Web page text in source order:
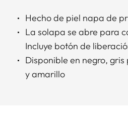
Hecho de piel napa de
La solapa se abre para
Incluye botón de
Disponible en negro,
y amarillo